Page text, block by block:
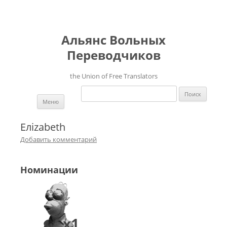
Альянс Вольных
Переводчиков
the Union of Free Translators
Найти:
Меню
Eлizabeth
Добавить комментарий
Номинации